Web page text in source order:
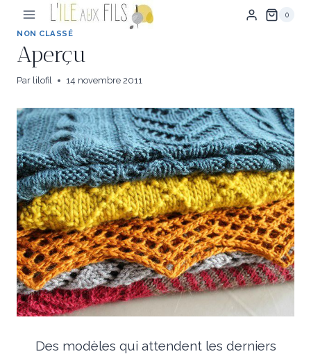
contenu
0
NON CLASSÉ
Aperçu
Par lilofil 14 novembre 2011
Des modèles qui attendent les derniers